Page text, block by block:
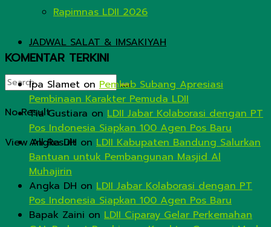
Rapimnas LDII 2026
JADWAL SALAT & IMSAKIYAH
No Result
View All Result
KOMENTAR TERKINI
Ipa Slamet on Pemkab Subang Apresiasi
Pembinaan Karakter Pemuda LDII
Tia Gustiara on LDII Jabar Kolaborasi dengan PT
Pos Indonesia Siapkan 100 Agen Pos Baru
Angka DH on LDII Kabupaten Bandung Salurkan
Bantuan untuk Pembangunan Masjid Al
Muhajirin
Angka DH on LDII Jabar Kolaborasi dengan PT
Pos Indonesia Siapkan 100 Agen Pos Baru
Bapak Zaini on LDII Ciparay Gelar Perkemahan